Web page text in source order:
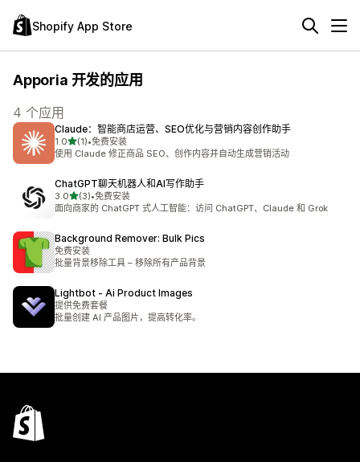
Shopify App Store
Apporia 开发的应用
4 个应用
Claude：智能商店运营、SEO优化与营销内容创作助手
1.0星（满分 5 星）
(1)
总共 1 条评论
•免费安装
使用 Claude 修正商品 SEO、创作内容并自动生成营销活动
ChatGPT聊天机器人和AI写作助手
3.0星（满分 5 星）
(3)
总共 3 条评论
•免费安装
面向商家的 ChatGPT 式人工智能：访问 ChatGPT、Claude 和 Grok
Background Remover: Bulk Pics
免费安装
批量背景移除工具 – 移除所有产品背景
Lightbot ‑ Ai Product Images
提供免费套餐
批量创建 AI 产品图片，提高转化率。